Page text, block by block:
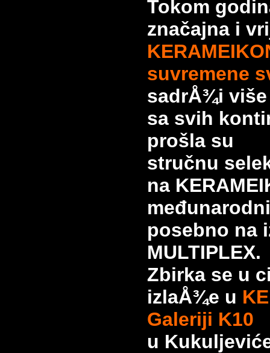
Tokom
značajna i
suvremene
sadrÅ¾i
sa svih
prošla su
stručnu
na
posebno na
MULTIPLEX.
Zbirka se u
izlaÅ¾e u
Galeriji K10
u